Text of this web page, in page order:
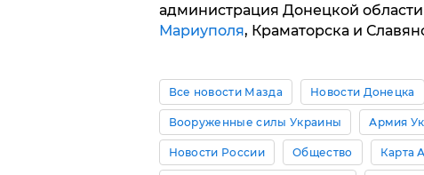
администрация Донецкой
Мариуполя, Краматорска и
Все новости Мазда Новости Донецка
Вооруженные силы Украины Армия
Новости России Общество Карта